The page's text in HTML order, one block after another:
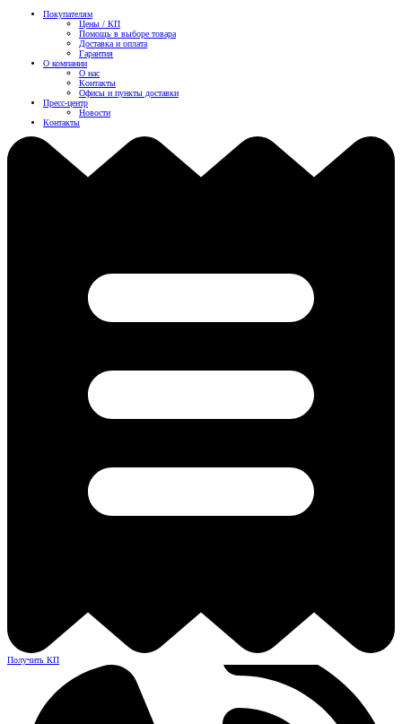
Покупателям
Цены / КП
Помощь в выборе товара
Доставка и оплата
Гарантия
О компании
О нас
Контакты
Офисы и пункты доставки
Пресс-центр
Новости
Контакты
Получить КП